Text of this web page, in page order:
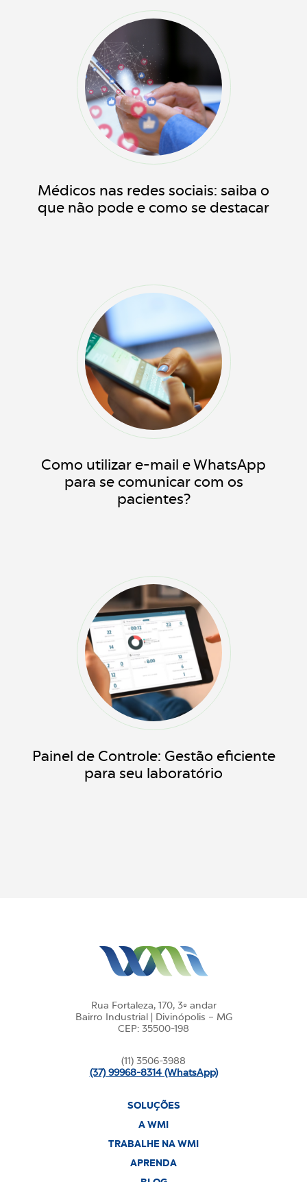
Médicos nas redes sociais: saiba o
que não pode e como se destacar
Como utilizar e-mail e WhatsApp
para se comunicar com os
pacientes?
Painel de Controle: Gestão eficiente
para seu laboratório
Rua Fortaleza, 170, 3º andar
Bairro Industrial | Divinópolis – MG
CEP: 35500-198
(11) 3506-3988
(37) 99968-8314 (WhatsApp)
SOLUÇÕES
A WMI
TRABALHE NA WMI
APRENDA